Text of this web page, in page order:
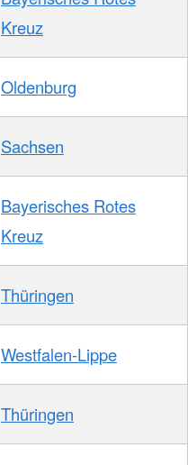
Kreuz
Oldenburg
Sachsen
Bayerisches Rotes
Kreuz
Thüringen
Westfalen-Lippe
Thüringen